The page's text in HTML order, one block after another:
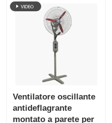
Ventilatore oscillante
antideflagrante
montato a parete per